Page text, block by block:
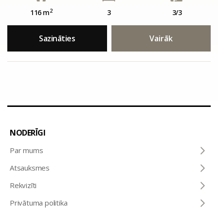
116 m2 3 3/3
Sazināties Vairāk
NODERĪGI
Par mums
Atsauksmes
Rekvizīti
Privātuma politika